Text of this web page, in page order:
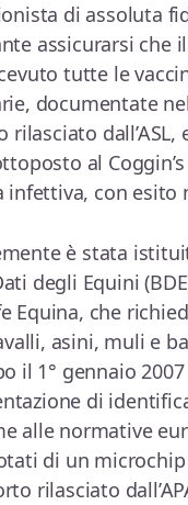
di assoluta
assicurarsi che
tutte le
documentate
rilasciato dall’ASL,
al
infettiva, con esito
è stata
degli Equini
Equina, che
asini, muli e
il 1° gennaio
di
alle normative
di un
rilasciato